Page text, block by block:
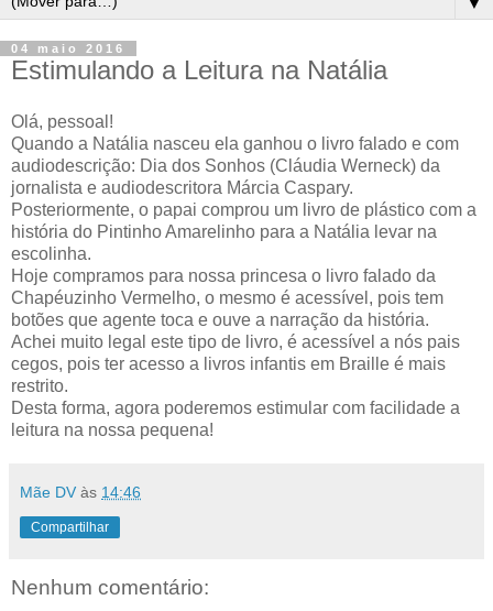
04 maio 2016
Estimulando a Leitura na Natália
Olá, pessoal!
Quando a Natália nasceu ela ganhou o livro falado e com
audiodescrição: Dia dos Sonhos (Cláudia Werneck) da
jornalista e audiodescritora Márcia Caspary.
Posteriormente, o papai comprou um livro de plástico com a
história do Pintinho Amarelinho para a Natália levar na
escolinha.
Hoje compramos para nossa princesa o livro falado da
Chapéuzinho Vermelho, o mesmo é acessível, pois tem
botões que agente toca e ouve a narração da história.
Achei muito legal este tipo de livro, é acessível a nós pais
cegos, pois ter acesso a livros infantis em Braille é mais
restrito.
Desta forma, agora poderemos estimular com facilidade a
leitura na nossa pequena!
Mãe DV às 14:46
Compartilhar
Nenhum comentário: